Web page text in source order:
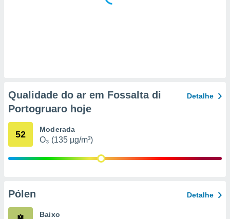
medir
da
medir o
dos
de
fontes,
dados
Qualidade do ar em Fossalta di
Portogruaro hoje
Detalhe
52 Moderada
O₃ (135 µg/m³)
Pólen Detalhe
Baixo